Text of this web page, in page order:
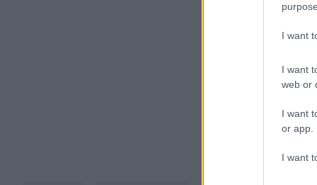
I want
I want
web or
I want
or app.
I want